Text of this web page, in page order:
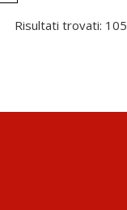
Risultati trovati: 105